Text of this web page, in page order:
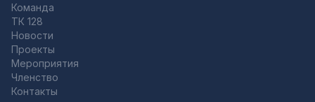
Команда
ТК 128
Новости
Проекты
Мероприятия
Членство
Контакты